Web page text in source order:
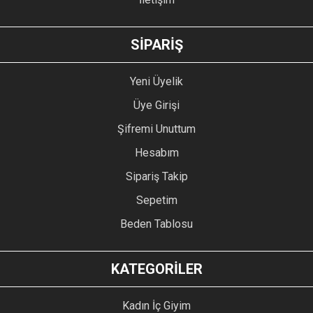
GÖNDER
SİPARİŞ
Yeni Üyelik
Üye Girişi
Şifremi Unuttum
Hesabım
Sipariş Takip
Sepetim
Beden Tablosu
KATEGORİLER
Kadın İç Giyim